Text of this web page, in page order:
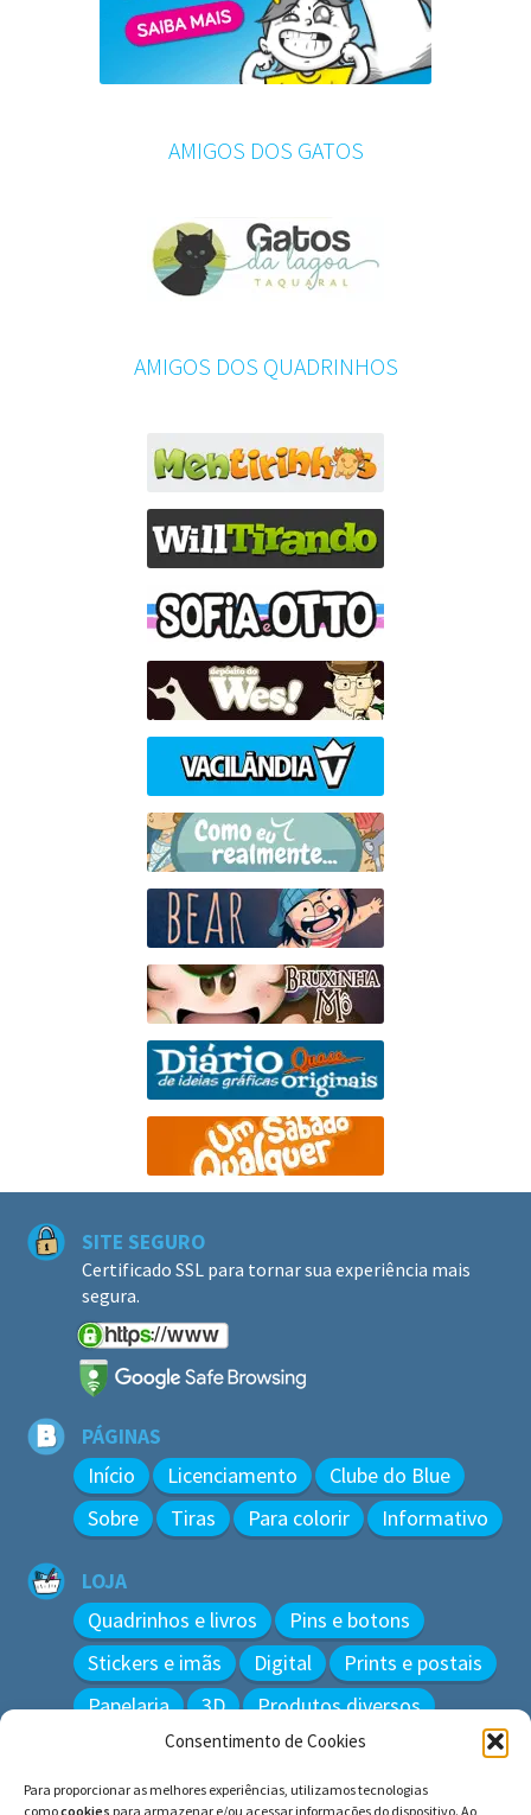
Consentimento de Cookies
Para proporcionar as melhores experiências, utilizamos tecnologias
comocookies para armazenar e/ou acessar informações do dispositivo. Ao
AMIGOS DOS GATOS
AMIGOS DOS QUADRINHOS
SITE SEGURO
Certificado SSL para tornar sua experiência mais
segura.
PÁGINAS
Início Licenciamento
Clube do Blue
Sobre
Tiras Para colorir Informativo
LOJA
Quadrinhos e livros
Pins e botons
Stickers e imãs
Digital
Prints e postais
Papelaria
3D Produtos diversos
Pesquisar